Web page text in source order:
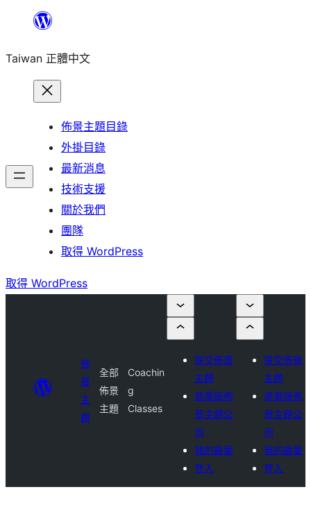
主
Taiwan 正體中文
佈景主題目錄
外掛目錄
最新消息
技術支援
關於我們
團隊
取得 WordPress
取得 WordPress
佈
景
主
題
全部
佈景
主題
Coachin
g
Classes
提交佈景
主題
商業版佈
景主題公
司
我的最愛
登入
提交佈景
主題
商業版佈
景主題公
司
我的最愛
登入